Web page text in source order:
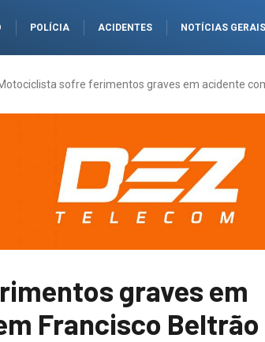
POLÍCIA ACIDENTES NOTÍCIAS GERAIS
sofre ferimentos graves em acidente
graves em
Francisco Beltrão